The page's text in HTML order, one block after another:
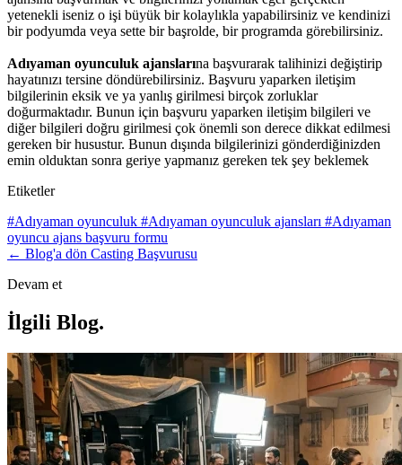
yetenekli iseniz o işi büyük bir kolaylıkla yapabilirsiniz ve kendinizi
bir podyumda veya sette bir başrolde, bir programda görebilirsiniz.
Adıyaman oyunculuk ajanslarına başvurarak talihinizi değiştirip
hayatınızı tersine döndürebilirsiniz. Başvuru yaparken iletişim
bilgilerinin eksik ve ya yanlış girilmesi birçok zorluklar
doğurmaktadır. Bunun için başvuru yaparken iletişim bilgileri ve
diğer bilgileri doğru girilmesi çok önemli son derece dikkat edilmesi
gereken bir husustur. Bunun dışında bilgilerinizi gönderdiğinizden
emin olduktan sonra geriye yapmanız gereken tek şey beklemek
Etiketler
#Adıyaman oyunculuk #Adıyaman oyunculuk ajansları #Adıyaman
oyuncu ajans başvuru formu
← Blog'a dön Casting Başvurusu
Devam et
İlgili Blog.